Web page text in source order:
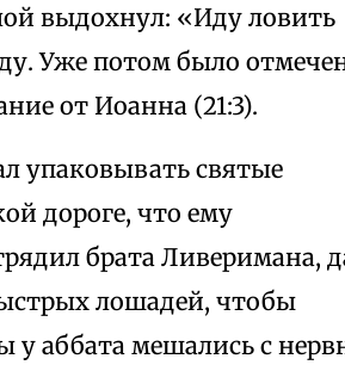
выдохнул: «Иду ловить
Уже потом было
от Иоанна (21:3).
упаковывать святые
дороге, что ему
брата Ливеримана,
лошадей, чтобы
у аббата мешались с